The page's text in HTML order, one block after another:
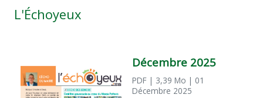
L'Échoyeux
Décembre 2025
PDF | 3,39 Mo | 01
Décembre 2025